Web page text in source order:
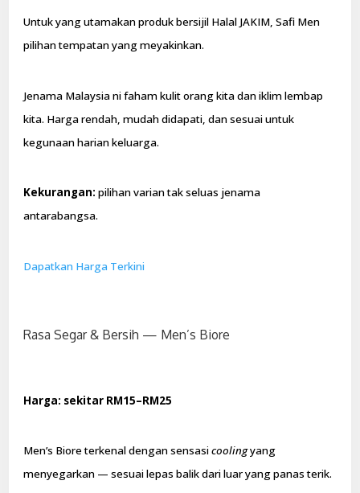
Untuk yang utamakan produk bersijil Halal JAKIM, Safi Men
pilihan tempatan yang meyakinkan.
Jenama Malaysia ni faham kulit orang kita dan iklim lembap
kita. Harga rendah, mudah didapati, dan sesuai untuk
kegunaan harian keluarga.
Kekurangan: pilihan varian tak seluas jenama
antarabangsa.
Dapatkan Harga Terkini
Rasa Segar & Bersih — Men’s Biore
Harga: sekitar RM15–RM25
Men’s Biore terkenal dengan sensasicoolingyang
menyegarkan — sesuai lepas balik dari luar yang panas terik.